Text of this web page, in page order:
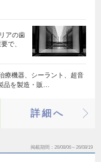
アの歯
で、
療機器、シーラント、超音
品を製造・販…
詳細へ
掲載期間 26/08/06～26/08/19